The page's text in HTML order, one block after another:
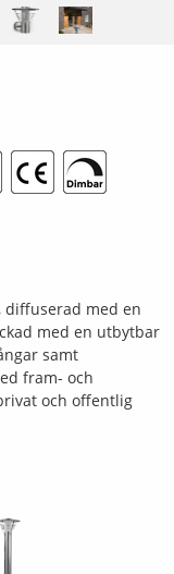
med en
med en utbytbar
samt
fram- och
och offentlig